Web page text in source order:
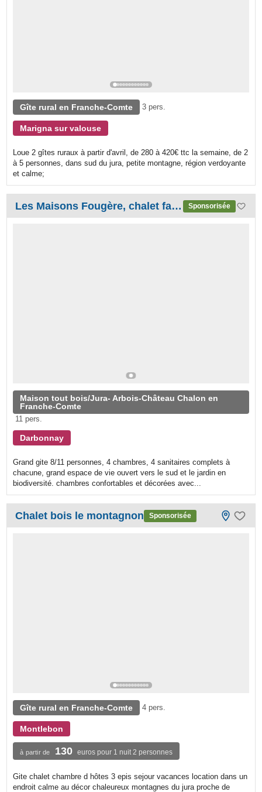
Gîte rural en Franche-Comte 3 pers.
Marigna sur valouse
Loue 2 gîtes ruraux à partir d'avril, de 280 à 420€ ttc la semaine, de 2
à 5 personnes, dans sud du jura, petite montagne, région verdoyante
et calme;
Les Maisons Fougère, chalet familial et nature Sponsorisée
Maison tout bois/Jura- Arbois-Château Chalon en
Franche-Comte
11 pers.
Darbonnay
Grand gite 8/11 personnes, 4 chambres, 4 sanitaires complets à
chacune, grand espace de vie ouvert vers le sud et le jardin en
biodiversité. chambres confortables et décorées avec...
Chalet bois le montagnon Sponsorisée
Gîte rural en Franche-Comte 4 pers.
Montlebon
à partir de 130 euros pour 1 nuit 2 personnes
Gite chalet chambre d hôtes 3 epis sejour vacances location dans un
endroit calme au décor chaleureux montagnes du jura proche de